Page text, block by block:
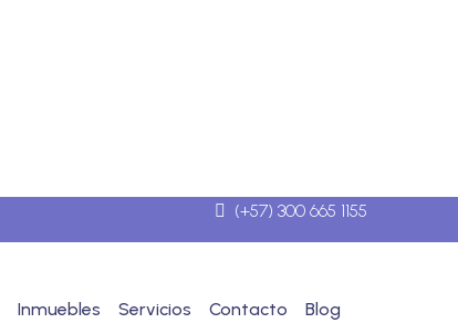
(+57) 300 665 1155
Inmuebles Servicios Contacto Blog